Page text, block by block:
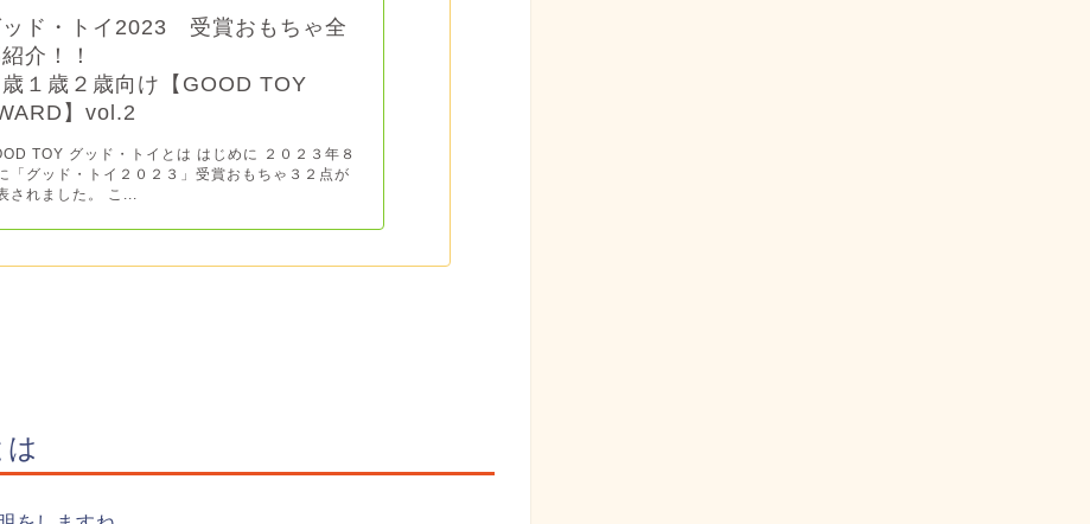
ッド・トイ2023 受賞おもちゃ全
介！！
歳１歳２歳向け【GOOD TOY
】vol.2
TOY グッド・トイとは はじめに ２０２３年８
「グッド・トイ２０２３」受賞おもちゃ３２点が
されました。 こ...